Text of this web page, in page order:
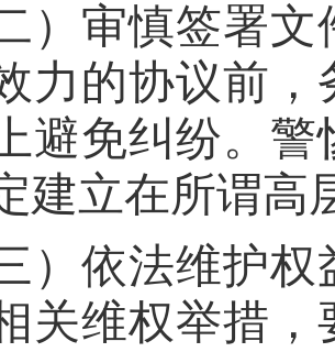
二）审慎签署
力的协议前
避免纠纷。
建立在所谓高
三）依法维护
关维权举措